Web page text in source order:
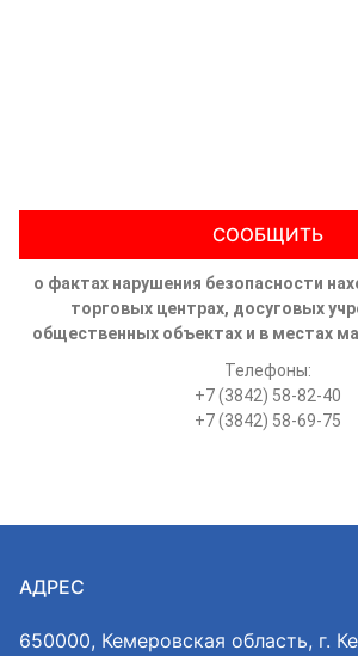
СООБЩИТЬ
о фактах нарушения безопасности
торговых центрах, досуговых
общественных объектах и в местах
Телефоны:
+7 (3842) 58-82-40
+7 (3842) 58-69-75
АДРЕС
650000, Кемеровская область, г.